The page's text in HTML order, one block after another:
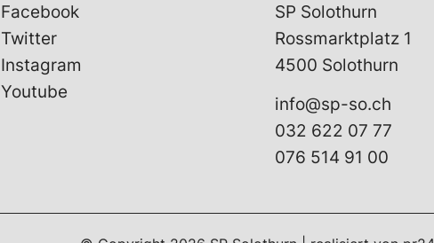
Facebook
Twitter
Instagram
Youtube
SP Solothurn
Rossmarktplatz 1
4500 Solothurn
info@sp-so.ch
032 622 07 77
076 514 91 00